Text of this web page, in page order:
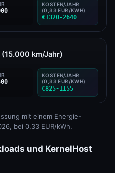
KOSTEN/JAHR
(0,33 EUR/KWH)
€1320-2640
km/Jahr)
KOSTEN/JAHR
(0,33 EUR/KWH)
€825-1155
mit einem Energie-
bei 0,33 EUR/kWh.
und KernelHost